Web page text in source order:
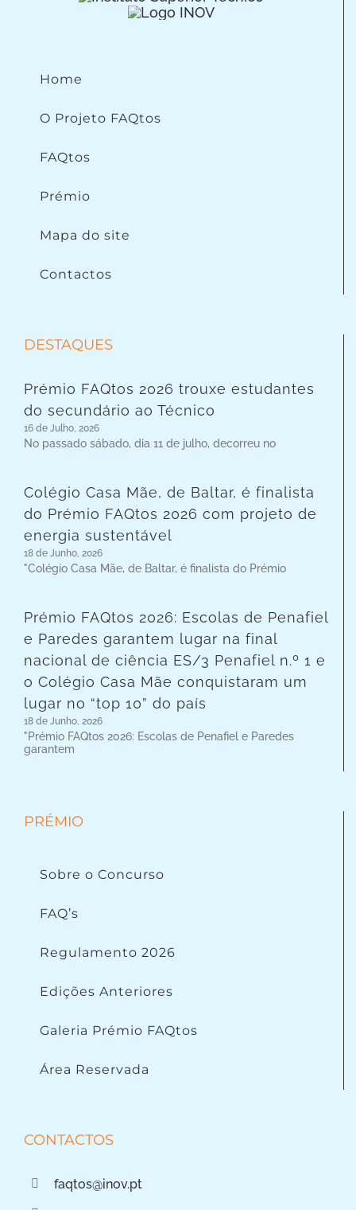
Home
O Projeto FAQtos
FAQtos
Prémio
Mapa do site
Contactos
DESTAQUES
Prémio FAQtos 2026 trouxe estudantes
do secundário ao Técnico
16 de Julho, 2026
No passado sábado, dia 11 de julho, decorreu no
Colégio Casa Mãe, de Baltar, é finalista
do Prémio FAQtos 2026 com projeto de
energia sustentável
18 de Junho, 2026
"Colégio Casa Mãe, de Baltar, é finalista do Prémio
Prémio FAQtos 2026: Escolas de Penafiel
e Paredes garantem lugar na final
nacional de ciência ES/3 Penafiel n.º 1 e
o Colégio Casa Mãe conquistaram um
lugar no “top 10” do país
18 de Junho, 2026
"Prémio FAQtos 2026: Escolas de Penafiel e Paredes
garantem
PRÉMIO
Sobre o Concurso
FAQ’s
Regulamento 2026
Edições Anteriores
Galeria Prémio FAQtos
Área Reservada
CONTACTOS
faqtos@inov.pt